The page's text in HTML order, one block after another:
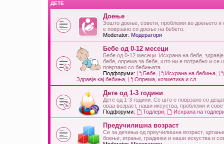
ДЕТЕ
Доење
Зошто доење, совети, проблеми во доењето и
е поврзано со доење на бебето.
Moderator: Модератори
Бебе од 0-12 месеци
Бебе од 0-12 месеци. Исхрана на бебе, здравје
бебе, опрема за бебе, што ни е потребно и се
поврзано со бебињата.
Подфоруми:
Бебе, Исхрана на бебиња,
Здравје кај бебиња
Опрема, козметика и сл.
Дете од 1-3 години
Дете од 1-3 години. Се што е поврзано со
оваа возраст, наши иксуства, проблеми и
Подфоруми:
Тодлери, Исхрана на
Предучилишна возраст
Се за дечиња од преучилишна возраст, цртање,
боење, играње, градинки и наши искуства и